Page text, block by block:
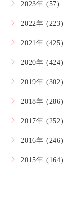
2023年 (57)
2022年 (223)
2021年 (425)
2020年 (424)
2019年 (302)
2018年 (286)
2017年 (252)
2016年 (246)
2015年 (164)